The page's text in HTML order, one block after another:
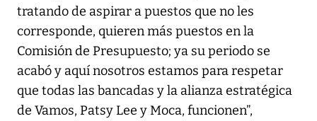
tratando de aspirar a puestos que no les
corresponde, quieren más puestos en la
Comisión de Presupuesto; ya su periodo se
acabó y aquí nosotros estamos para respetar
que todas las bancadas y la alianza estratégica
de Vamos, Patsy Lee y Moca, funcionen”,